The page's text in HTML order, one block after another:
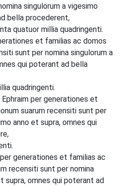
singulorum a vigesimo
bella procederent,
quatuor millia quadringenti.
et familias ac domos
sunt per nomina singulorum a
qui poterant ad bella
quadringenti.
per generationes et
suarum recensiti sunt per
anno et supra, omnes qui
generationes et familias ac
recensiti sunt per nomina
supra, omnes qui poterant ad